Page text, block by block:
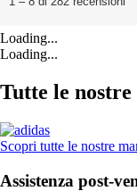
Loading...
Loading...
Tutte le nostre
Scopri tutte le nostre
Assistenza post-